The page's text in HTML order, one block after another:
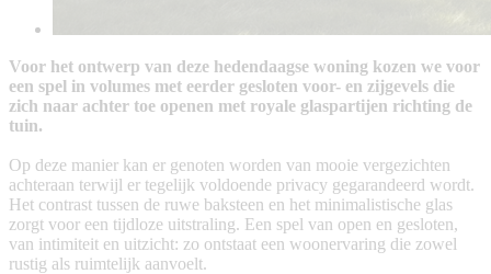
Voor het ontwerp van deze hedendaagse woning kozen we voor
een spel in volumes met eerder gesloten voor- en zijgevels die
zich naar achter toe openen met royale glaspartijen richting de
tuin.
Op deze manier kan er genoten worden van mooie vergezichten
achteraan terwijl er tegelijk voldoende privacy gegarandeerd wordt.
Het contrast tussen de ruwe baksteen en het minimalistische glas
zorgt voor een tijdloze uitstraling. Een spel van open en gesloten,
van intimiteit en uitzicht: zo ontstaat een woonervaring die zowel
rustig als ruimtelijk aanvoelt.